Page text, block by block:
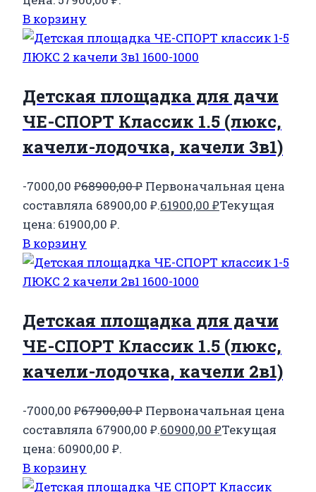
В корзину
Детская площадка для дачи
ЧЕ-СПОРТ Классик 1.5 (люкс,
качели-лодочка, качели 3в1)
-7000,00 ₽68900,00₽ Первоначальная цена
составляла 68900,00 ₽.61900,00 ₽Текущая
цена: 61900,00 ₽.
В корзину
Детская площадка для дачи
ЧЕ-СПОРТ Классик 1.5 (люкс,
качели-лодочка, качели 2в1)
-7000,00 ₽67900,00₽ Первоначальная цена
составляла 67900,00 ₽.60900,00 ₽Текущая
цена: 60900,00 ₽.
В корзину